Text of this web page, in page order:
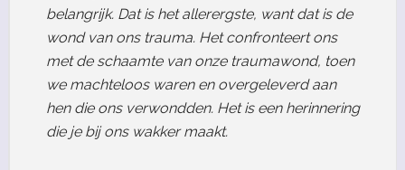
belangrijk. Dat is het allerergste, want dat is de
wond van ons trauma. Het confronteert ons
met de schaamte van onze traumawond, toen
we machteloos waren en overgeleverd aan
hen die ons verwondden. Het is een herinnering
die je bij ons wakker maakt.